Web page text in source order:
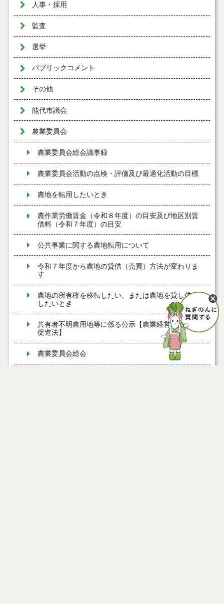
人事・採用
監査
選挙
パブリックコメント
その他
能代市議会
農業委員会
農業委員会総会議事録
農業委員会活動の点検・評価及び最適化活動の目標
農地を転用したいとき
農作業労働賃金（令和８年度）の目安及び地区別賃
借料（令和７年度）の目安
公共事業に関する農地転用について
令和７年度から農地の貸借（売買）方法が変わりま
す
農地の所有権を移転したい、または農地を貸し借り
したいとき
共有者不明農用地等に係る公示【農業経営基盤強化
促進法】
農業委員会総会